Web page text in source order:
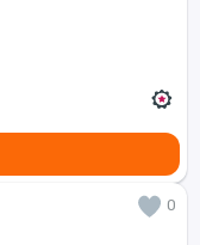
0